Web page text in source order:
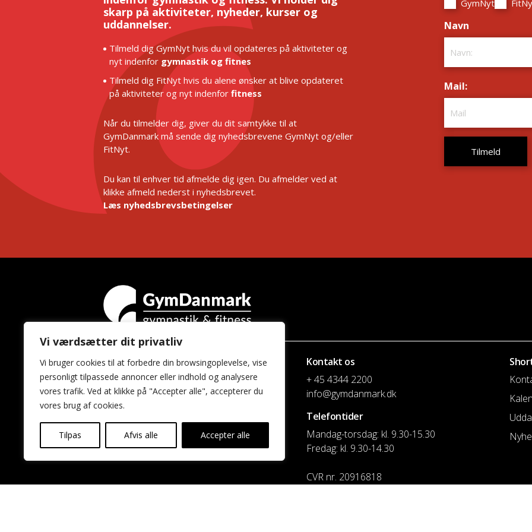
Vi værdsætter dit privatliv
Vi bruger cookies til at forbedre din browsingoplevelse, vise
personligt tilpassede annoncer eller indhold og analysere
vores trafik. Ved at klikke på "Accepter alle", accepterer du
vores brug af cookies.
Tilpas Afvis alle Accepter alle
skarp på aktiviteter, nyheder, kurser og
uddannelser.
Tilmeld dig GymNyt hvis du vil opdateres på aktiviteter og
nyt indenfor gymnastik og fitnes
Tilmeld dig FitNyt hvis du alene ønsker at blive opdateret
på aktiviteter og nyt indenfor fitness
Når du tilmelder dig, giver du dit samtykke til at
GymDanmark må sende dig nyhedsbrevene GymNyt og/eller
FitNyt.
Du kan til enhver tid afmelde dig igen. Du afmelder ved at
klikke afmeld nederst i nyhedsbrevet.
Læs nyhedsbrevsbetingelser
GymNyt
Navn
Mail:
GymDanmark
Idrættens Hus
Brøndby Stadion 20
2605 Brøndby
Kontakt os
+ 45 4344 2200
info@gymdanmark.dk
Telefontider
Mandag-torsdag: kl. 9.30-15.30
Fredag: kl. 9.30-14.30
CVR nr. 20916818